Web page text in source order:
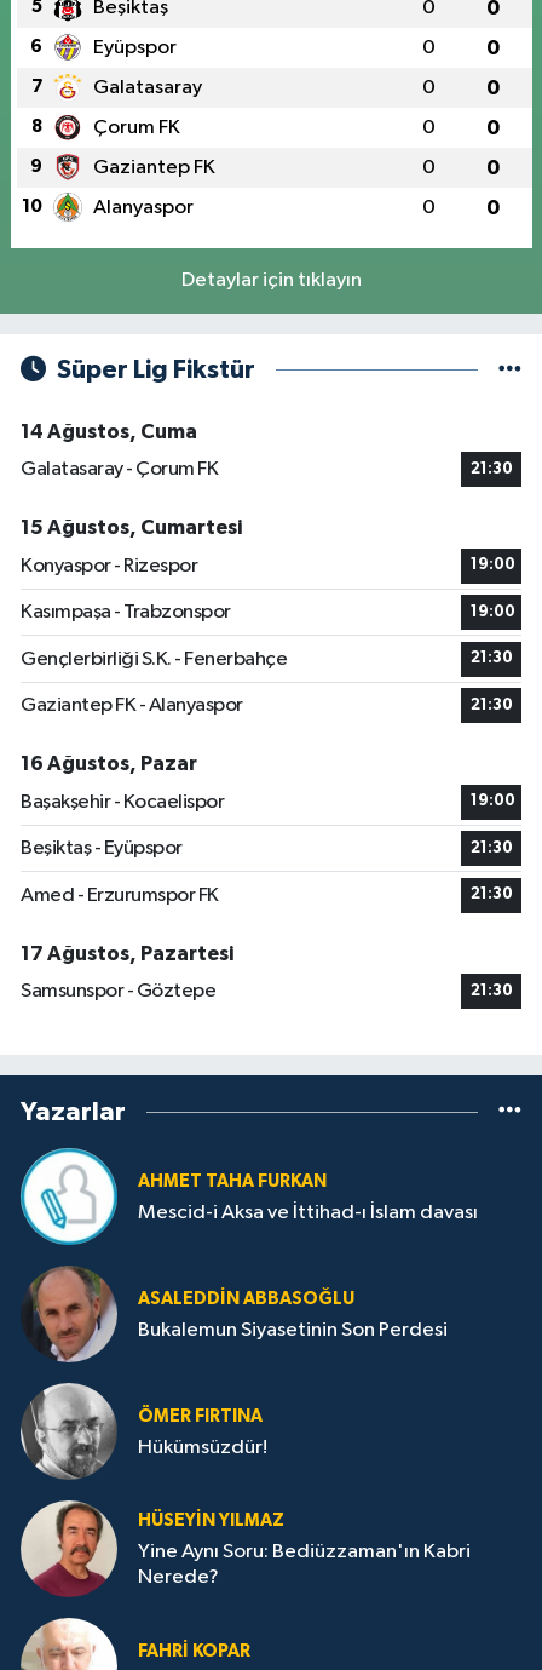
5 Beşiktaş 0 0
6 Eyüpspor 0 0
7 Galatasaray 0 0
8 Çorum FK 0 0
9 Gaziantep FK 0 0
10 Alanyaspor 0 0
Detaylar için tıklayın
Süper Lig Fikstür
14 Ağustos, Cuma
Galatasaray - Çorum FK
21:30
15 Ağustos, Cumartesi
Konyaspor - Rizespor
19:00
Kasımpaşa - Trabzonspor 19:00
Gençlerbirliği S.K. - Fenerbahçe 21:30
Gaziantep FK - Alanyaspor 21:30
16 Ağustos, Pazar
Başakşehir - Kocaelispor
19:00
Beşiktaş - Eyüpspor 21:30
Amed - Erzurumspor FK 21:30
17 Ağustos, Pazartesi
Samsunspor - Göztepe
21:30
Yazarlar
AHMET TAHA FURKAN
Mescid-i Aksa ve İttihad-ı İslam davası
ASALEDDIN ABBASOĞLU
Bukalemun Siyasetinin Son Perdesi
ÖMER FIRTINA
Hükümsüzdür!
HÜSEYIN YILMAZ
Yine Aynı Soru: Bediüzzaman'ın Kabri
Nerede?
FAHRI KOPAR